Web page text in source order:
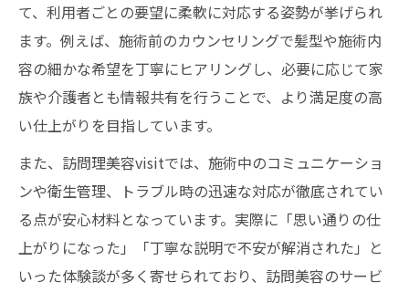
て、利用者ごとの要望に柔軟に対応する姿勢が挙げられ
ます。例えば、施術前のカウンセリングで髪型や施術内
容の細かな希望を丁寧にヒアリングし、必要に応じて家
族や介護者とも情報共有を行うことで、より満足度の高
い仕上がりを目指しています。
また、訪問理美容visitでは、施術中のコミュニケーショ
ンや衛生管理、トラブル時の迅速な対応が徹底されてい
る点が安心材料となっています。実際に「思い通りの仕
上がりになった」「丁寧な説明で不安が解消された」と
いった体験談が多く寄せられており、訪問美容のサービ